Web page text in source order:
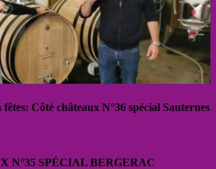
Côté châteaux N°36 spécial Sauternes
N°35 SPÉCIAL BERGERAC